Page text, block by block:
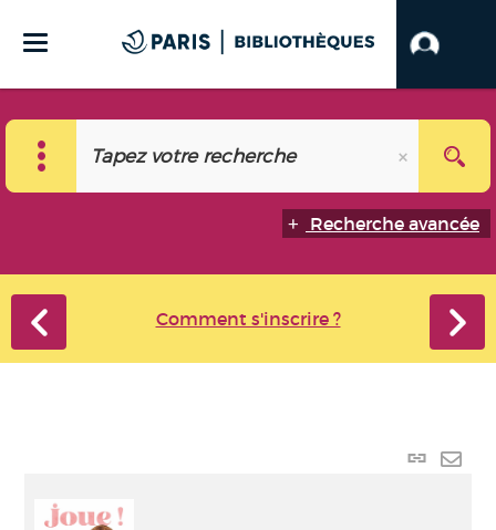
Recherche avancée
Comment s'inscrire ?
Lien